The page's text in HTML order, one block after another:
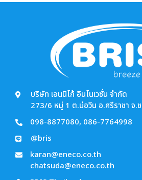
บริษัท เอนนิโก้ อินโนเวชั่น จำกัด
273/6 หมู่ 1 ต.บ่อวิน อ.ศรีราชา จ.
098-8877080, 086-7764998
@bris
karan@eneco.co.th
chatsuda@eneco.co.th